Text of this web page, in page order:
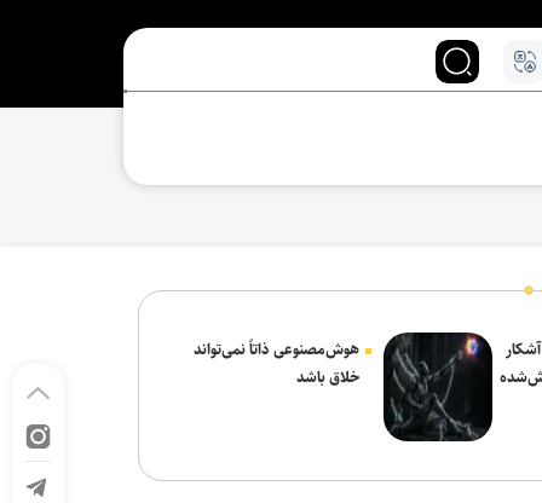
هوش‌مصنوعی ذاتاً نمی‌تواند
خلاق باشد